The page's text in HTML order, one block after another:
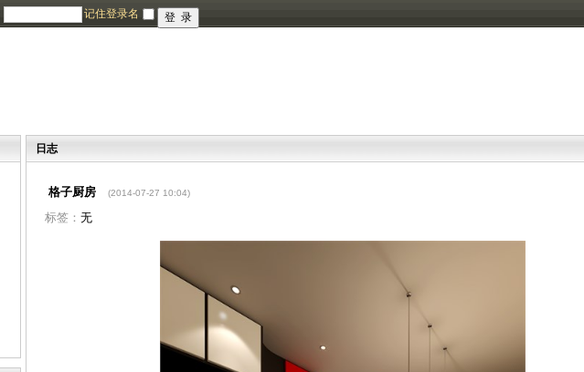
记住登录名
日志
格子厨房 (2014-07-27 10:04)
标签： 无